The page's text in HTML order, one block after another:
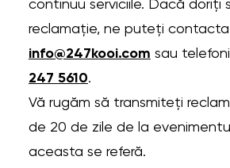
continuu serviciile. Dacă doriți
reclamație, ne puteți contacta
info@247kooi.com sau
247 5610.
Vă rugăm să transmiteți
de 20 de zile de la
aceasta se referă.